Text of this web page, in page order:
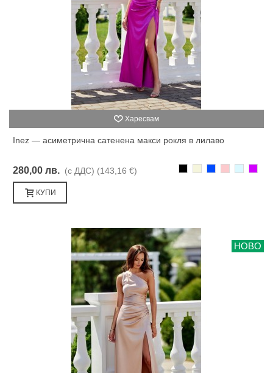
Харесвам
Inez — асиметрична сатенена макси рокля в лилаво
280,00 лв. (с ДДС) (143,16 €)
КУПИ
НОВО